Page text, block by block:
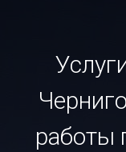
работы